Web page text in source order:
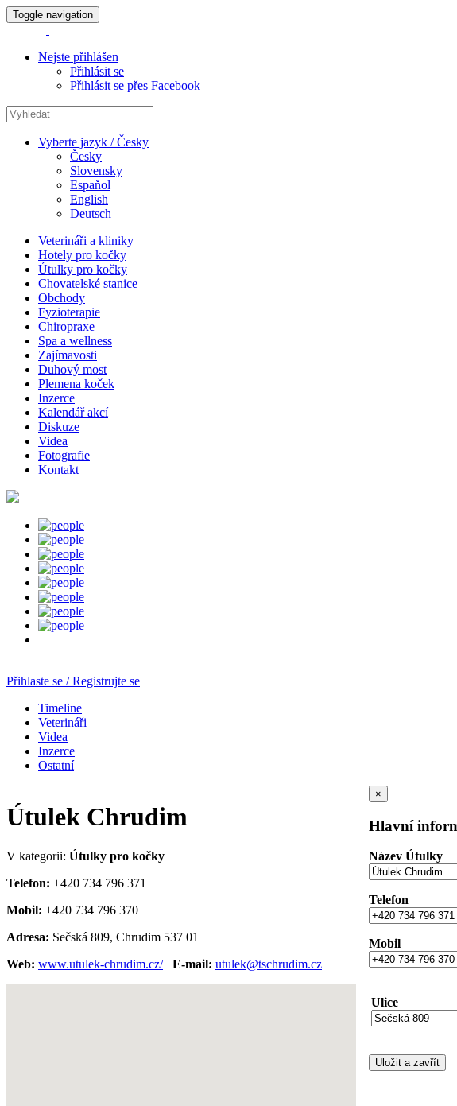
Toggle navigation
Nejste přihlášen
Přihlásit se
Přihlásit se přes Facebook
Vyberte jazyk / Česky
Česky
Slovensky
Espaňol
English
Deutsch
Veterináři a kliniky
Hotely pro kočky
Útulky pro kočky
Chovatelské stanice
Obchody
Fyzioterapie
Chiropraxe
Spa a wellness
Zajímavosti
Duhový most
Plemena koček
Inzerce
Kalendář akcí
Diskuze
Videa
Fotografie
Kontakt
Přihlaste se / Registrujte se
Timeline
Veterináři
Videa
Inzerce
Ostatní
Útulek Chrudim
V kategorii: Útulky pro kočky
Telefon: +420 734 796 371
Mobil: +420 734 796 370
Adresa: Sečská 809, Chrudim 537 01
Web: www.utulek-chrudim.cz/ E-mail: utulek@tschrudim.cz
×
Hlavní
Název Útulky
Telefon
Mobil
Ulice